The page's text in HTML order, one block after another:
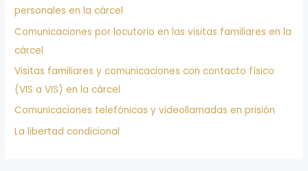
personales en la cárcel
Comunicaciones por locutorio en las visitas familiares en la
cárcel
Visitas familiares y comunicaciones con contacto físico
(VIS a VIS) en la cárcel
Comunicaciones telefónicas y videollamadas en prisión
La libertad condicional